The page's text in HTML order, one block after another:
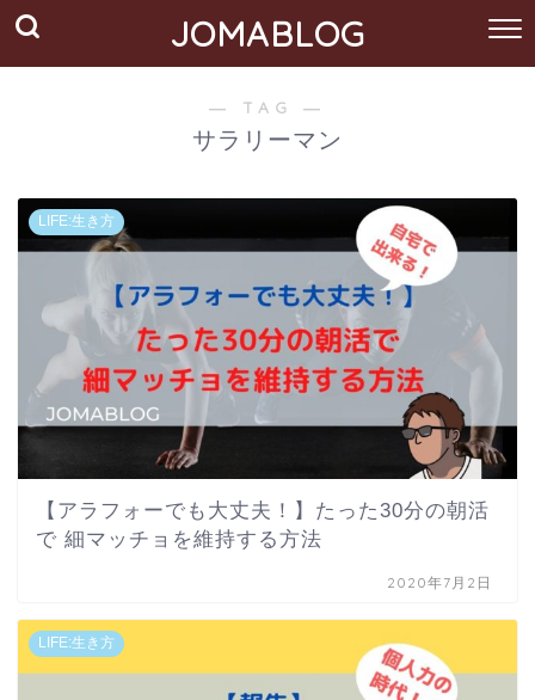
JOMABLOG
― TAG ―
サラリーマン
LIFE:生き方
【アラフォーでも大丈夫！】たった30分の朝活
で 細マッチョを維持する方法
2020年7月2日
LIFE:生き方